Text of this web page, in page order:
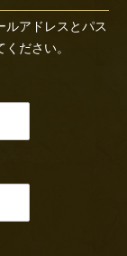
ルアドレスとパス
ださい。